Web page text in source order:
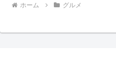
ホーム グルメ